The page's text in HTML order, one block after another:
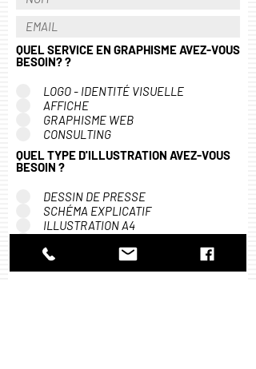
QUEL SERVICE EN GRAPHISME AVEZ-VOUS
BESOIN? ?
LOGO - IDENTITÉ VISUELLE
AFFICHE
GRAPHISME WEB
CONSULTING
QUEL SERVICE DE 3D AVEZ-VOUS BESOIN?
QUEL TYPE D'ILLUSTRATION AVEZ-VOUS
BESOIN ?
DESSIN DE PRESSE
SCHÉMA EXPLICATIF
ILLUSTRATION A4